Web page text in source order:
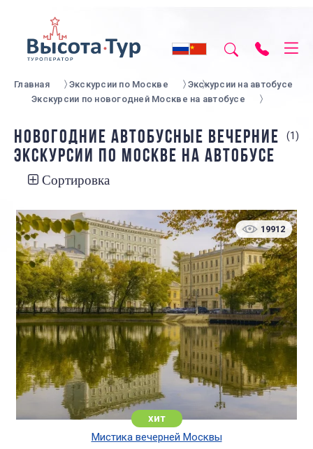
Главная Экскурсии по Москве
Экскурсии на автобусе
Экскурсии по новогодней Москве на автобусе
НОВОГОДНИЕ АВТОБУСНЫЕ ВЕЧЕРНИЕ
ЭКСКУРСИИ ПО МОСКВЕ НА АВТОБУСЕ
(1)
Сортировка
19912
хит
Мистика вечерней Москвы